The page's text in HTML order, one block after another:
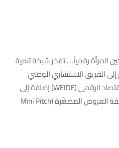
المرأة رقمياً…. تفخر شبكة تنمية
الفريق الاستشاري الوطني
لصندوق النساء المصدّرات في الاقتصاد الرقمي (WEIDE) إضافة إلى
المشاركة في لجنة التحكيم لمسابقة العروض المصغّرة (Mini Pitch